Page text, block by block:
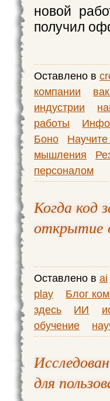
новой
получил
Оставлено в
компании
индустрии
работы
Боно
мышления
персоналом
Когда код
открытие
Оставлено в ai
play
Блог
здесь
ИИ
обучение
для